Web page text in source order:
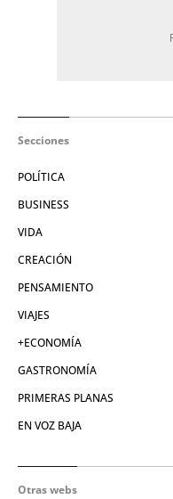
Secciones
POLÍTICA
BUSINESS
VIDA
CREACIÓN
PENSAMIENTO
VIAJES
+ECONOMÍA
GASTRONOMÍA
PRIMERAS PLANAS
EN VOZ BAJA
Otras webs